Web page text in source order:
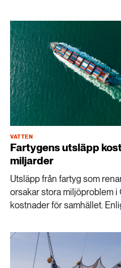
VATTEN
Fartygens utsläpp
miljarder
Utsläpp från fartyg som
orsakar stora miljöproblem
kostnader för samhället.
Östersjön över sju miljarder